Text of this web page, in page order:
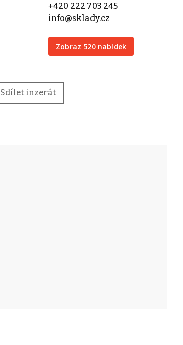
+420 222 703 245
info@sklady.cz
Zobraz 520 nabídek
Sdílet inzerát